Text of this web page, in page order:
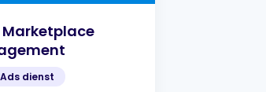
Marketplace
dienst